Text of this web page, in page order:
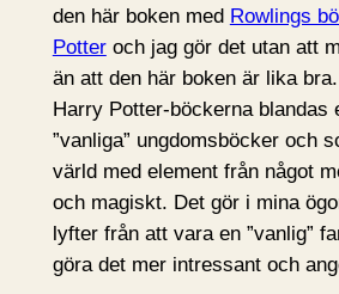
den här boken med Rowlings
Potteroch jag gör det utan att
än att den här boken är lika
Harry Potter-böckerna blandas
”vanliga” ungdomsböcker och
värld med element från något
och magiskt. Det gör i mina
lyfter från att vara en ”vanlig”
göra det mer intressant och